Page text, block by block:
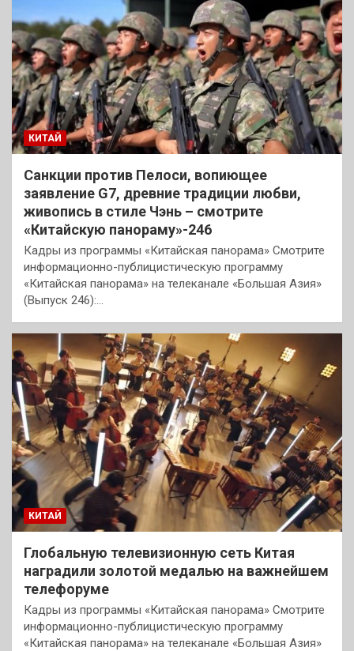
КИТАЙ
Санкции против Пелоси, вопиющее
заявление G7, древние традиции любви,
живопись в стиле Чэнь – смотрите
«Китайскую панораму»-246
Кадры из программы «Китайская панорама» Смотрите
информационно-публицистическую программу
«Китайская панорама» на телеканале «Большая Азия»
(Выпуск 246):…
КИТАЙ
Глобальную телевизионную сеть Китая
наградили золотой медалью на важнейшем
телефоруме
Кадры из программы «Китайская панорама» Смотрите
информационно-публицистическую программу
«Китайская панорама» на телеканале «Большая Азия»